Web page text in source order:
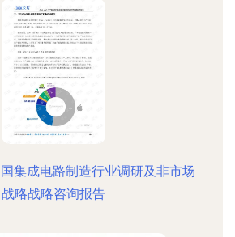
集成电路制造行业调研及非市场
战略战略咨询报告